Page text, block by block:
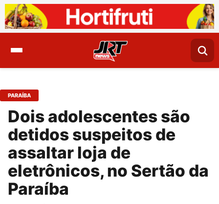
PARAÍBA
Dois adolescentes são
detidos suspeitos de
assaltar loja de
eletrônicos, no Sertão da
Paraíba